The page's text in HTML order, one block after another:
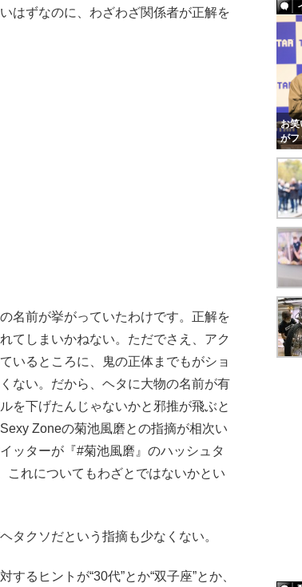
はずなのに、わざわざ関係者が正解を
名前が挙がっていたわけです。正解を
てしまいかねない。ただでさえ、アク
いるところに、鬼の正体までもがショ
ない。だから、ヘタに大物の名前が有
を下げたんじゃないかと邪推が飛ぶと
Zoneの菊池風磨との指摘が相次い
ッターが『#菊池風磨』のハッシュタ
これについてもわざとではないかとい
クソだという指摘も少なくない。
るヒントが“30代”とか“双子座”とか、
お笑
がフ